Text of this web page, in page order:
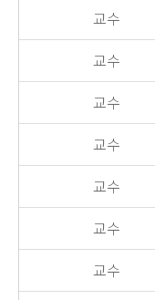
교수
교수
교수
교수
교수
교수
교수